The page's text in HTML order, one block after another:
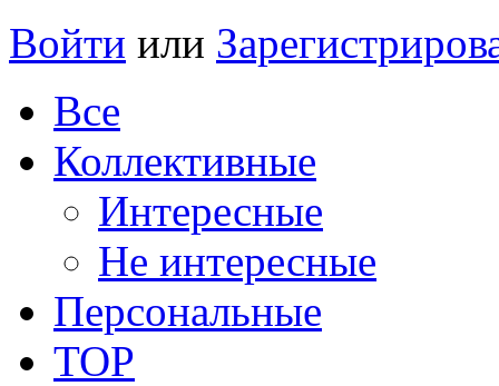
Войти или
Все
Коллективные
Интересные
Не интересные
Персональные
TOP